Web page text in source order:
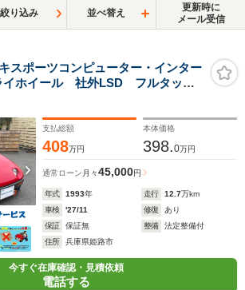
絞り込み 並べ替え
更新時に
メール受信
ポーツコンピューター・インター
イホイール 社外LSD フルタップ
ールバー シュピーゲルフルバケ
エクイップ製AW リアスポ
支払総額
408万円
本体価格
398.0万円
通常ローン 月々45,000円
年式 1993年 走行 12.7万km
車検
'27/11 修復
あり
保証
保証無 整備
法定整備付
住所
兵庫県姫路市
今すぐ在庫確認・見積依頼
電話する